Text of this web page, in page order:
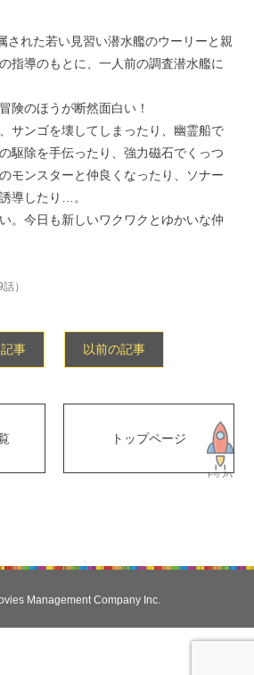
された若い見習い潜水艦のウーリーと親
指導のもとに、一人前の調査潜水艦に
険のほうが断然面白い！
サンゴを壊してしまったり、幽霊船で
駆除を手伝ったり、強力磁石でくっつ
モンスターと仲良くなったり、ソナー
導したり…。
。今日も新しいワクワクとゆかいな仲
）
事 以前の記事
トップページ
Management Company Inc.